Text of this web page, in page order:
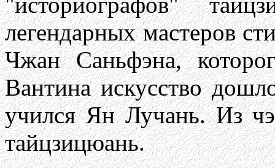
легендарных мастеров
Чжан Саньфэна,
Вантина искусство
учился Ян Лучань. Из
тайцзицюань.